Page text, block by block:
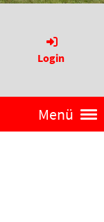
Login
Menü